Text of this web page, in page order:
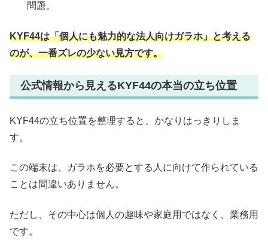
問題。
KYF44は「個人にも魅力的な法人向けガラホ」と考える
のが、一番ズレの少ない見方です。
公式情報から見えるKYF44の本当の立ち位置
KYF44の立ち位置を整理すると、かなりはっきりしま
す。
この端末は、ガラホを必要とする人に向けて作られている
ことは間違いありません。
ただし、その中心は個人の趣味や家庭用ではなく、業務用
です。